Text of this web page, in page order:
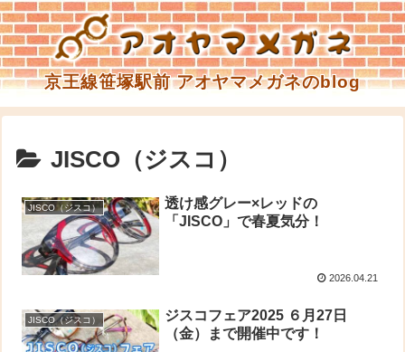
京王線笹塚駅前 アオヤマメガネのblog
JISCO（ジスコ）
JISCO（ジスコ）
透け感グレー×レッドの
「JISCO」で春夏気分！
2026.04.21
JISCO（ジスコ）
ジスコフェア2025 ６月27日
（金）まで開催中です！